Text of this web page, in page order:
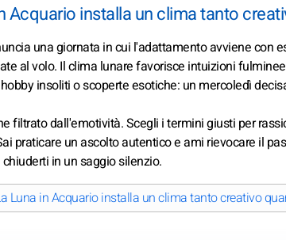
Acquario installa un clima tanto
una giornata in cui l'adattamento avviene con
al volo. Il clima lunare favorisce intuizioni
insoliti o scoperte esotiche: un mercoledì
filtrato dall'emotività. Scegli i termini giusti per
praticare un ascolto autentico e ami rievocare il
in un saggio silenzio.
Luna in Acquario installa un clima tanto creativo